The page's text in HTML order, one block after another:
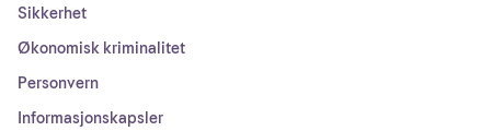
Sikkerhet
Økonomisk kriminalitet
Personvern
Informasjonskapsler